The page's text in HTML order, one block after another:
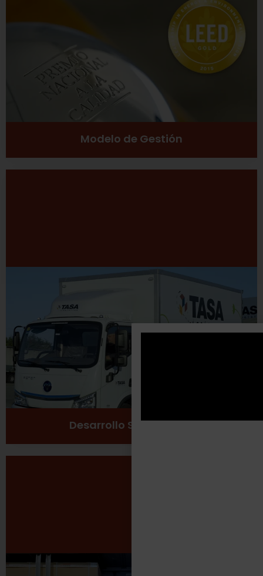
Modelo de Gestión
TASA ha adoptado el modelo que propone el Premio
Nacional a la Calidad.
Desarrollo Sustentable
Desarrollo Sustentable
Inclusión social
Cuidado del medio ambiente
Ver más
Seguridad Laboral